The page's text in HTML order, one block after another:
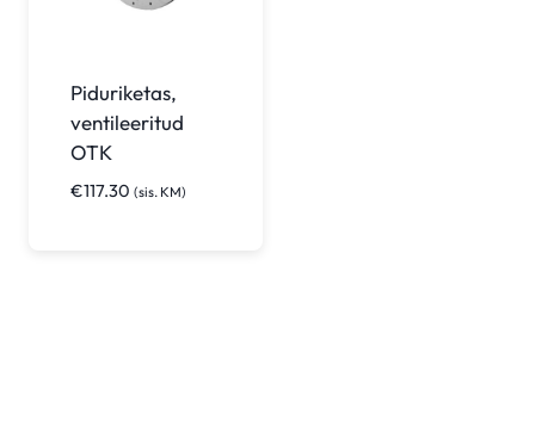
Piduriketas,
ventileeritud
OTK
€117.30 (sis. KM)